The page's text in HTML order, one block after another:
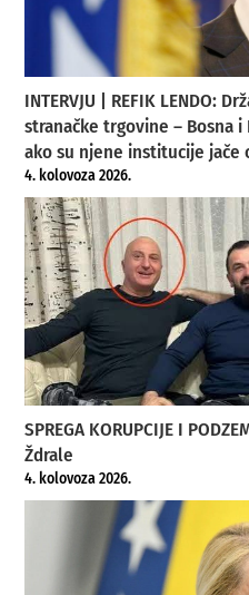
INTERVJU | REFIK LENDO:
stranačke trgovine – Bosna
ako su njene institucije jače
4. kolovoza 2026.
SPREGA KORUPCIJE I
Ždrale
4. kolovoza 2026.